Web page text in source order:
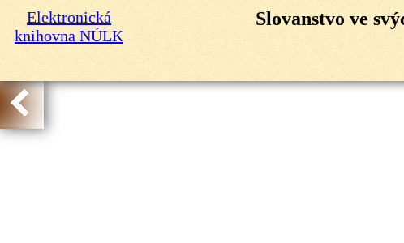
Elektronická
knihovna NÚLK
Slovanstvo ve